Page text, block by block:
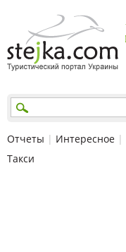
Отчеты | Интересное |
Такси